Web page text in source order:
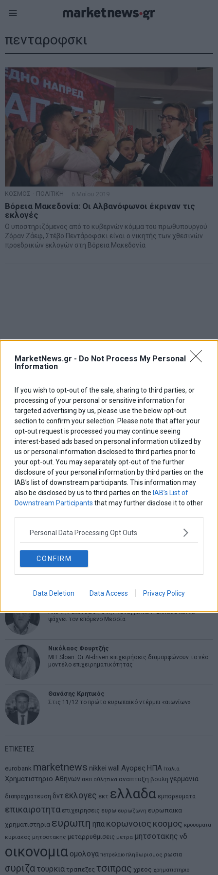
MarketNews.gr - Do Not Process My Personal
Information
If you wish to opt-out of the sale, sharing to third parties, or
processing of your personal or sensitive information for
targeted advertising by us, please use the below opt-out
section to confirm your selection. Please note that after your
opt-out request is processed you may continue seeing
interest-based ads based on personal information utilized by
us or personal information disclosed to third parties prior to
your opt-out. You may separately opt-out of the further
disclosure of your personal information by third parties on the
IAB’s list of downstream participants. This information may
also be disclosed by us to third parties on the IAB’s List of
Downstream Participants that may further disclose it to other
Personal Data Processing Opt Outs
CONFIRM
Data Deletion Data Access Privacy Policy
πενταροφσκι
ΚΟΣΜΟΣ ΠΟΛΙΤΙΚΗ 6 Μαΐου 2019
Βόρεια Μακεδονία: Οι Αλβανόφωνοι έκριναν τις
εκλογές
Ο υποστηριζόμενος από το κυβερνών κόμμα του πρωθυπουργού
Ζόραν Ζάεφ, Στέβο Πεντάροφσκι είναι ο νικητής των χθεσινών
προεδρικών εκλογών στη Βόρεια Μακεδονία
ΑΡΘΡΟΓΡΑΦΟΙ
Ελευθερία Κούρταλη
Οι «τιμωροί» των ομολόγων επέστρεψαν
Σταματίνα Σταματάκου
Η βία κατά των ζώων δεν αντέχει βολικές ερμηνείες
Από την αποθέωση στην καταγγελία: Η Ελλάδα πάντα
ψάχνει τον επόμενο Μεσσία
Νικόλαος Φουρτζής
MIT Sloan: Οι AI-driven επιχειρήσεις διαμορφώνουν το νέο
μοντέλο επιχειρηματικότητας
Θανάσης Κρητικός
Στις 11/12 το πρώτο ευρωπαϊκό ντέρμπι «αιωνίων»
ΕΤΙΚΕΤΕΣ
eurobank marketnews nikkei wall Αγορες ΗΠΑ Ιταλια
Χρηματιστηριο Αθηνων αεπ αθλητικα αναπτυξη βουλη γερμανια
διαπραγματευση δντ εκλογες εκτ ελλαδα εμπορευματα
επικαιροτητα επιχειρησεις ευρω ευρωζωνη ευρωπαικα
χρηματιστηρια ευρωπη ηπα κορωνοιος κοσμος κρουσματα
κυριακος μητσοτακης μεταρρυθμισεις μετρα μητσοτακης νδ
οικονομια ομολογα πετρελαιο πληθωρισμος ρωσια
συριζα τουρκια τραπεζες τσιπρας χρεος χρηματιστηριο